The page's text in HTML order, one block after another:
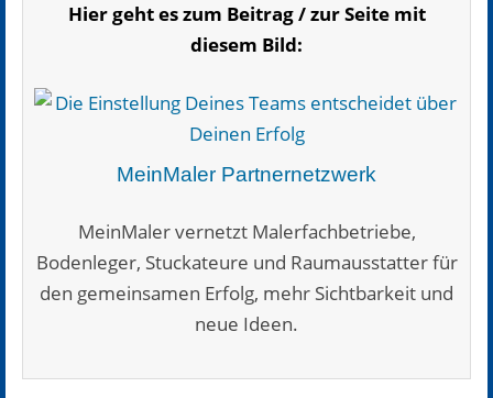
Hier geht es zum Beitrag / zur Seite mit
diesem Bild:
MeinMaler Partnernetzwerk
MeinMaler vernetzt Malerfachbetriebe,
Bodenleger, Stuckateure und Raumausstatter für
den gemeinsamen Erfolg, mehr Sichtbarkeit und
neue Ideen.